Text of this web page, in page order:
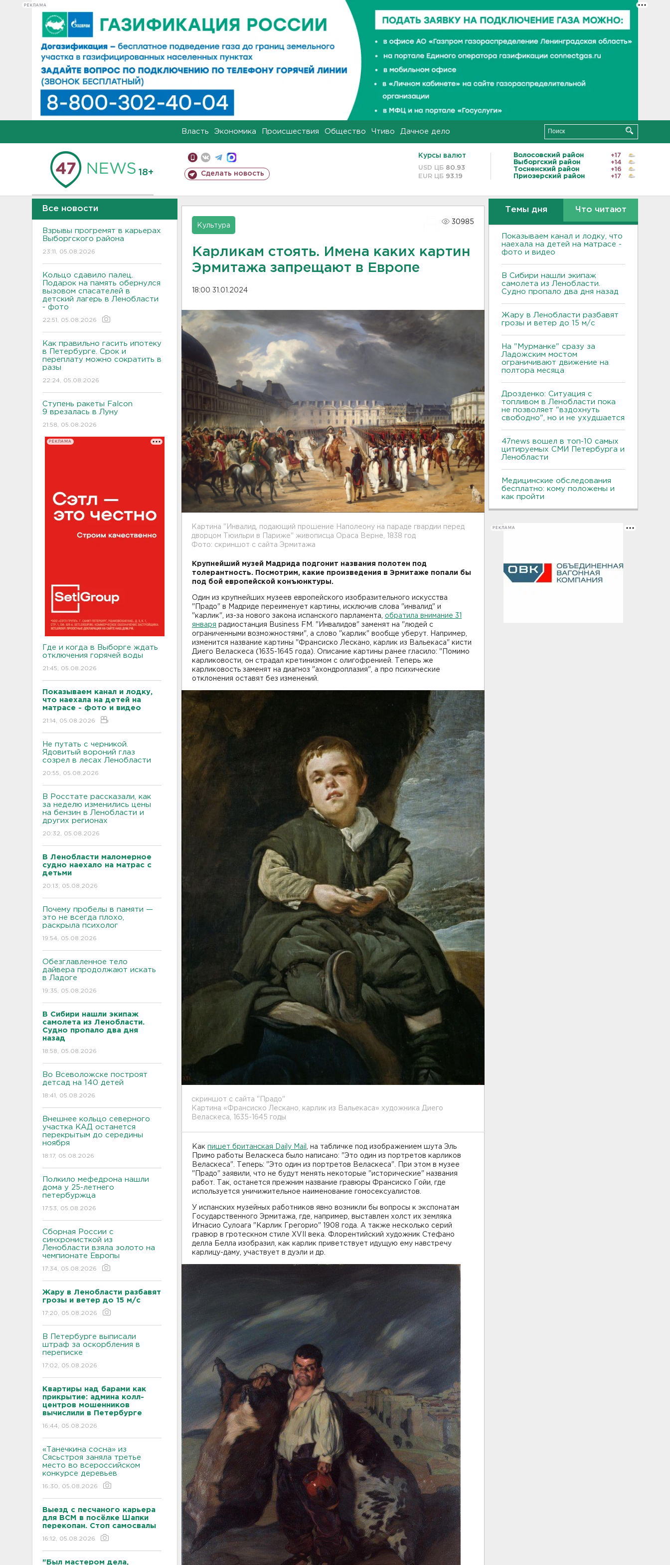
РЕКЛАМА
Власть Экономика Происшествия Общество Чтиво Дачное дело
18+ Сделать новость
Курсы валют
USD ЦБ 80.93
EUR ЦБ 93.19
Волосовский район
+17
Выборгский район
+14
Тосненский район
+16
Приозерский район
+17
Все новости
Взрывы прогремят в карьерах
Выборгского района
23:11, 05.08.2026
Кольцо сдавило палец.
Подарок на память обернулся
вызовом спасателей в
детский лагерь в Ленобласти
- фото
22:51, 05.08.2026
Как правильно гасить ипотеку
в Петербурге. Срок и
переплату можно сократить в
разы
22:24, 05.08.2026
Ступень ракеты Falcon
9 врезалась в Луну
21:58, 05.08.2026
РЕКЛАМА
Где и когда в Выборге ждать
отключения горячей воды
21:45, 05.08.2026
Показываем канал и лодку,
что наехала на детей на
матрасе - фото и видео
21:14, 05.08.2026
Не путать с черникой.
Ядовитый вороний глаз
созрел в лесах Ленобласти
20:55, 05.08.2026
В Росстате рассказали, как
за неделю изменились цены
на бензин в Ленобласти и
других регионах
20:32, 05.08.2026
В Ленобласти маломерное
судно наехало на матрас с
детьми
20:13, 05.08.2026
Почему пробелы в памяти —
это не всегда плохо,
раскрыла психолог
19:54, 05.08.2026
Обезглавленное тело
дайвера продолжают искать
в Ладоге
19:35, 05.08.2026
В Сибири нашли экипаж
самолета из Ленобласти.
Судно пропало два дня
назад
18:58, 05.08.2026
Во Всеволожске построят
детсад на 140 детей
18:41, 05.08.2026
Внешнее кольцо северного
участка КАД останется
перекрытым до середины
ноября
18:17, 05.08.2026
Полкило мефедрона нашли
дома у 25-летнего
петербуржца
17:53, 05.08.2026
Сборная России с
синхронисткой из
Ленобласти взяла золото на
чемпионате Европы
17:34, 05.08.2026
Жару в Ленобласти разбавят
грозы и ветер до 15 м/с
17:20, 05.08.2026
В Петербурге выписали
штраф за оскорбления в
переписке
17:02, 05.08.2026
Квартиры над барами как
прикрытие: админа колл-
центров мошенников
вычислили в Петербурге
16:44, 05.08.2026
«Танечкина сосна» из
Сясьстроя заняла третье
место во всероссийском
конкурсе деревьев
16:30, 05.08.2026
Выезд с песчаного карьера
для ВСМ в посёлке Шапки
перекопан. Стоп самосвалы
16:12, 05.08.2026
"Был мастером дела,
Культура
30985
Карликам стоять. Имена каких картин
Эрмитажа запрещают в Европе
18:00 31.01.2024
Картина "Инвалид, подающий прошение Наполеону на параде гвардии перед
дворцом Тюильри в Париже" живописца Ораса Верне, 1838 год
Фото: скриншот с сайта Эрмитажа
Крупнейший музей Мадрида подгонит названия полотен под
толерантность. Посмотрим, какие произведения в Эрмитаже попали бы
под бой европейской конъюнктуры.
Один из крупнейших музеев европейского изобразительного искусства
"Прадо" в Мадриде переименует картины, исключив слова "инвалид" и
"карлик", из-за нового закона испанского парламента, обратила внимание 31
января радиостанция Business FM. "Инвалидов" заменят на "людей с
ограниченными возможностями", а слово "карлик" вообще уберут. Например,
изменится название картины "Франсиско Лескано, карлик из Вальекаса" кисти
Диего Веласкеса (1635-1645 года). Описание картины ранее гласило: "Помимо
карликовости, он страдал кретинизмом с олигофренией. Теперь же
карликовость заменят на диагноз "ахондроплазия", а про психические
отклонения оставят без изменений.
скриншот с сайта "Прадо"
Картина «Франсиско Лескано, карлик из Вальекаса» художника Диего
Веласкеса, 1635-1645 годы
Как пишет британская Daily Mail
, на табличке под изображением шута Эль
Примо работы Веласкеса было написано: "Это один из портретов карликов
Веласкеса". Теперь: "Это один из портретов Веласкеса". При этом в музее
"Прадо" заявили, что не будут менять некоторые "исторические" названия
работ. Так, останется прежним название гравюры Франсиско Гойи, где
используется уничижительное наименование гомосексуалистов.
У испанских музейных работников явно возникли бы вопросы к экспонатам
Государственного Эрмитажа, где, например, выставлен холст их земляка
Игнасио Сулоага "Карлик Грегорио" 1908 года. А также несколько серий
гравюр в гротескном стиле XVII века. Флорентийский художник Стефано
делла Белла изобразил, как карлик приветствует идущую ему навстречу
карлицу-даму, участвует в дуэли и др.
Темы дня Что читают
Показываем канал и лодку, что
наехала на детей на матрасе -
фото и видео
В Сибири нашли экипаж
самолета из Ленобласти.
Судно пропало два дня назад
Жару в Ленобласти разбавят
грозы и ветер до 15 м/с
На "Мурманке" сразу за
Ладожским мостом
ограничивают движение на
полтора месяца
Дрозденко: Ситуация с
топливом в Ленобласти пока
не позволяет "вздохнуть
свободно", но и не ухудшается
47news вошел в топ-10 самых
цитируемых СМИ Петербурга и
Ленобласти
Медицинские обследования
бесплатно: кому положены и
как пройти
РЕКЛАМА